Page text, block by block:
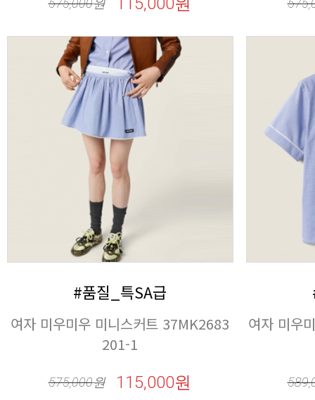
575,000원
#품질_특SA급
201-1
575,000원 115,000원